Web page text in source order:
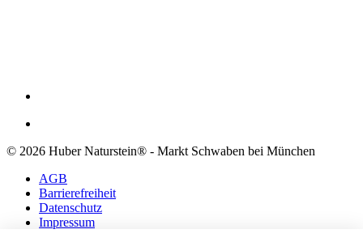
© 2026 Huber Naturstein® - Markt Schwaben bei München
AGB
Barrierefreiheit
Datenschutz
Impressum